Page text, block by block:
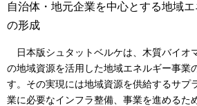
自治体・地元企業を中心とする地域
の形成
日本版シュタットベルケは、木質バイオ
の地域資源を活用した地域エネルギー事業
す。その実現には地域資源を供給するサプ
業に必要なインフラ整備、事業を進めるた